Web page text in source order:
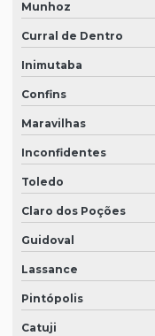
Munhoz
Curral de Dentro
Inimutaba
Confins
Maravilhas
Inconfidentes
Toledo
Claro dos Poções
Guidoval
Lassance
Pintópolis
Catuji